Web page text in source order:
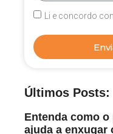
Li e concordo
Últimos Posts:
Entenda como
ajuda a enxugar